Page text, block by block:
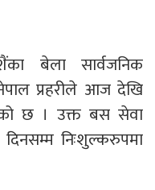
बेला सार्वजनिक
प्रहरीले आज देखि
छ । उक्त बस सेवा
निःशुल्करुपमा